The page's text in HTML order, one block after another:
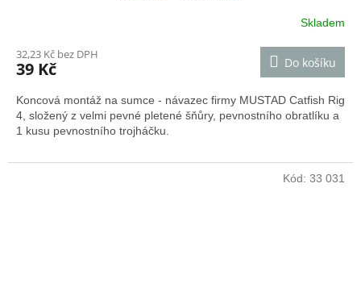
Skladem
32,23 Kč bez DPH
39 Kč Do košíku
Koncová montáž na sumce - návazec firmy MUSTAD Catfish Rig
4, složený z velmi pevné pletené šňůry, pevnostního obratlíku a
1 kusu pevnostního trojháčku.
Kód: 33 031